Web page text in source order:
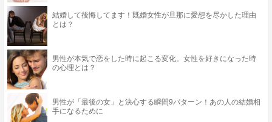
結婚して後悔してます！既婚女性が旦那に愛想を尽かした理由
とは？
男性が本気で恋をした時に起こる変化。女性を好きになった時
の心理とは？
男性が「最後の女」と決心する瞬間9パターン！あの人の結婚相
手になるために